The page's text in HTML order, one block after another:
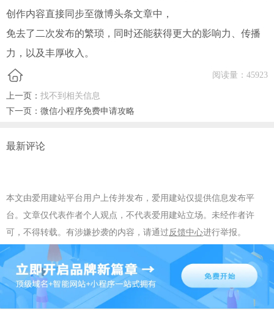
创作内容直接同步至微博头条文章中，
免去了二次发布的繁琐，同时还能获得更大的影响力、传播
力，以及丰厚收入。
阅读量： 45923
上一页： 找不到相关信息
下一页： 微信小程序免费申请攻略
最新评论
本文由爱用建站平台用户上传并发布，爱用建站仅提供信息发布平
台。文章仅代表作者个人观点，不代表爱用建站立场。未经作者许
可，不得转载。有涉嫌抄袭的内容，请通过 反馈中心进行举报。